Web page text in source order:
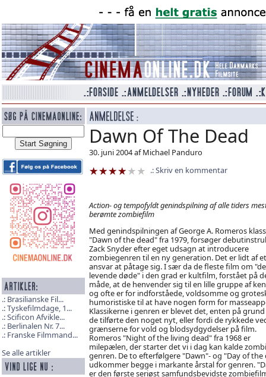
Brasilianske Fil...
Tyskefilmdage, 1...
Scificon Afvikle...
Berlinalen Nr. 7...
Franske Filmmand...
Se alle artikler
Dawn Of The Dead
30. juni 2004 af Michael Panduro
Skriv en kommentar
Action- og tempofyldt genindspilning af alle tiders
berømte zombiefilm
Med genindspilningen af George A. Romeros
"Dawn of the dead" fra 1979, forsøger
Zack Snyder efter eget udsagn at introducere
zombiegenren til en ny generation. Det er lidt af et
ansvar at påtage sig. I sær da de fleste film om "de
levende døde" i den grad er kultfilm, forstået på
måde, at de henvender sig til en lille gruppe af
og ofte er for indforståede, voldsomme og
humoristiske til at have nogen form for
Klassikerne i genren er blevet det, enten på
de tilførte den noget nyt, eller fordi de rykkede
grænserne for vold og blodsydgydelser på film.
Romeros "Night of the living dead" fra 1968 er
milepælen, der starter det vi i dag kan kalde
genren. De to efterfølgere "Dawn"- og "Day of the
udkommer begge i markante årstal for genren.
er den første seriøst samfundsbevidste